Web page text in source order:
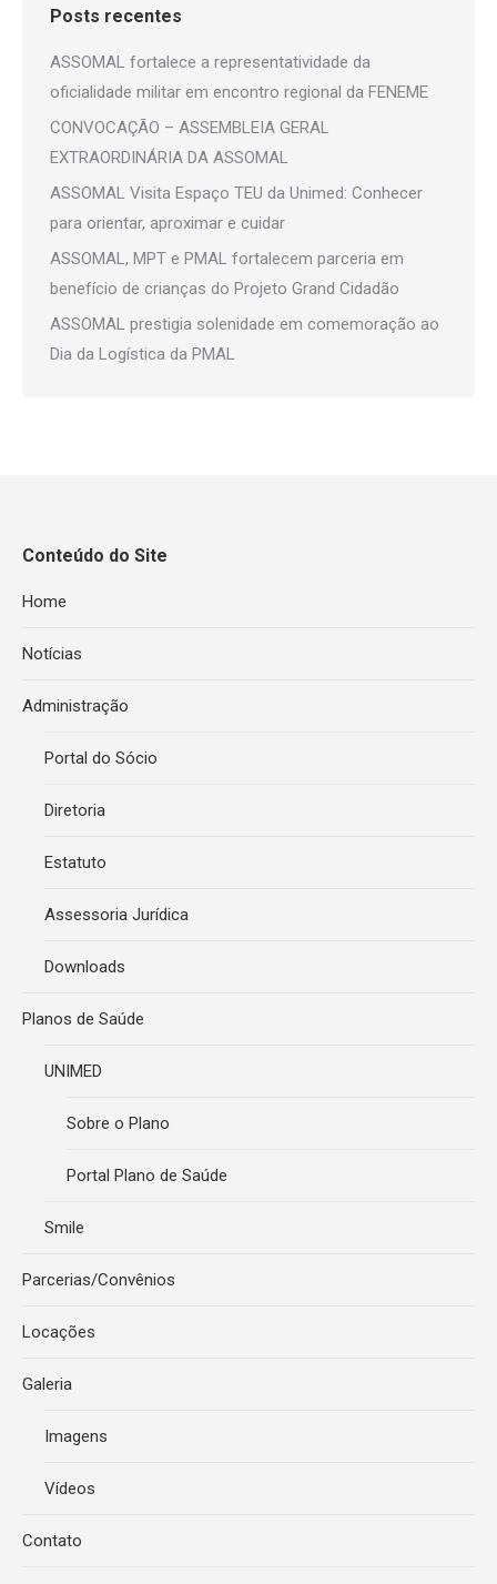
Posts recentes
ASSOMAL fortalece a representatividade da
oficialidade militar em encontro regional da FENEME
CONVOCAÇÃO – ASSEMBLEIA GERAL
EXTRAORDINÁRIA DA ASSOMAL
ASSOMAL Visita Espaço TEU da Unimed: Conhecer
para orientar, aproximar e cuidar
ASSOMAL, MPT e PMAL fortalecem parceria em
benefício de crianças do Projeto Grand Cidadão
ASSOMAL prestigia solenidade em comemoração ao
Dia da Logística da PMAL
Conteúdo do Site
Home
Notícias
Administração
Portal do Sócio
Diretoria
Estatuto
Assessoria Jurídica
Downloads
Planos de Saúde
UNIMED
Sobre o Plano
Portal Plano de Saúde
Smile
Parcerias/Convênios
Locações
Galeria
Imagens
Vídeos
Contato